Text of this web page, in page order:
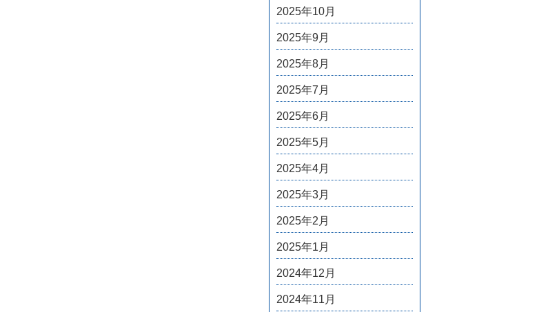
2025年10月
2025年9月
2025年8月
2025年7月
2025年6月
2025年5月
2025年4月
2025年3月
2025年2月
2025年1月
2024年12月
2024年11月